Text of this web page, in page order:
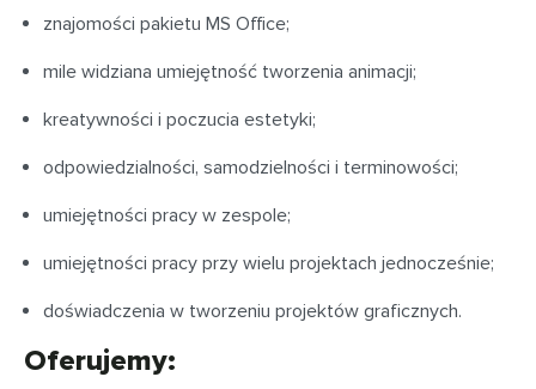
znajomości pakietu MS Office;
mile widziana umiejętność tworzenia animacji;
kreatywności i poczucia estetyki;
odpowiedzialności, samodzielności i terminowości;
umiejętności pracy w zespole;
umiejętności pracy przy wielu projektach jednocześnie;
doświadczenia w tworzeniu projektów graficznych.
Oferujemy: